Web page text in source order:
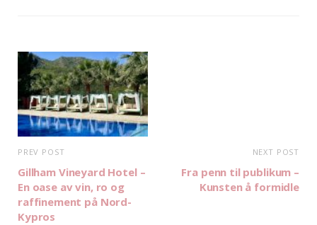
PREV POST
Gillham Vineyard Hotel –
En oase av vin, ro og
raffinement på Nord-
Kypros
NEXT POST
Fra penn til publikum –
Kunsten å formidle